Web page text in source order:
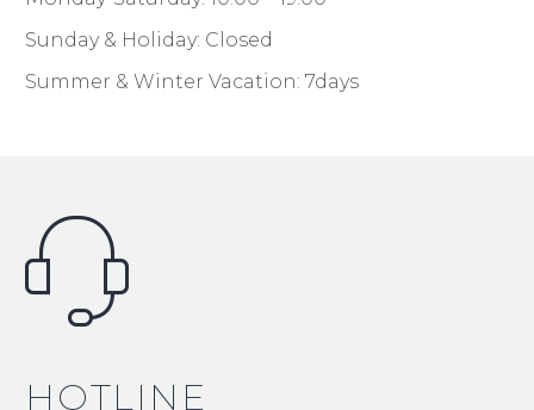
Sunday & Holiday: Closed
Summer & Winter Vacation: 7days
HOTLINE